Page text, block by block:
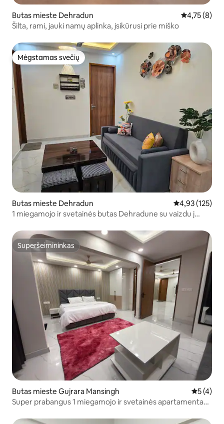
Butas mieste Dehradun Vidutinis
4,75 (8)
Šilta, rami, jauki namų aplinka, įsikūrusi prie miško
Mėgstamas svečių
Mėgstamas svečių
Butas mieste Dehradun Vidutinis
4,93 (125)
1 miegamojo ir svetainės butas Dehradune su vaizdu į
Superšeimininkas
Superšeimininkas
Butas mieste Gujrara Mansingh Vidutinis
5 (4)
Super prabangus 1 miegamojo ir svetainės apartamentas